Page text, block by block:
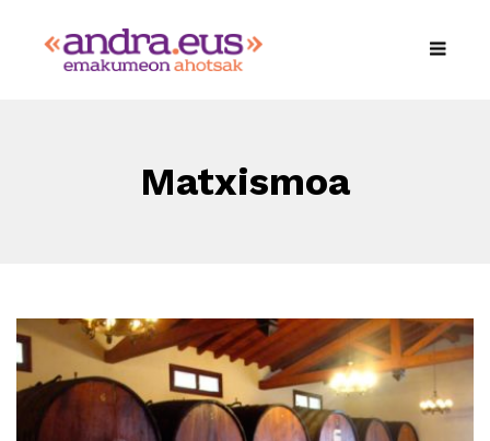
Matxismoa